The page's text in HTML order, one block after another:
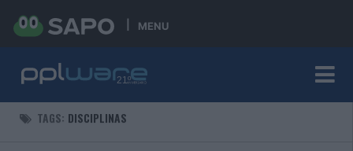
MENU
TAGS: DISCIPLINAS